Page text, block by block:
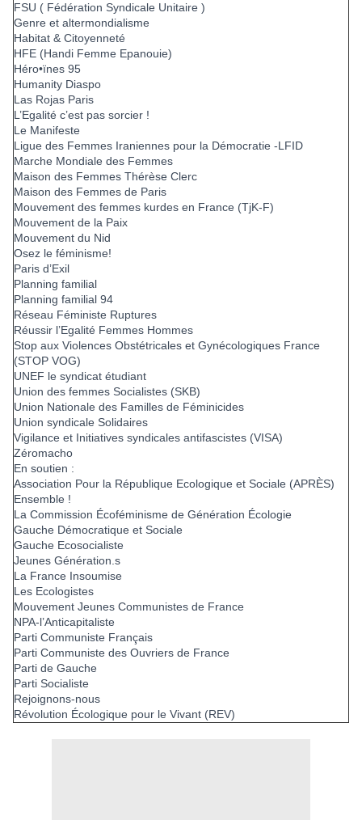
FSU ( Fédération Syndicale Unitaire )
Genre et altermondialisme
Habitat & Citoyenneté
HFE (Handi Femme Epanouie)
Héro•ïnes 95
Humanity Diaspo
Las Rojas Paris
L’Egalité c’est pas sorcier !
Le Manifeste
Ligue des Femmes Iraniennes pour la Démocratie -LFID
Marche Mondiale des Femmes
Maison des Femmes Thérèse Clerc
Maison des Femmes de Paris
Mouvement des femmes kurdes en France (TjK-F)
Mouvement de la Paix
Mouvement du Nid
Osez le féminisme!
Paris d’Exil
Planning familial
Planning familial 94
Réseau Féministe Ruptures
Réussir l’Egalité Femmes Hommes
Stop aux Violences Obstétricales et Gynécologiques France
(STOP VOG)
UNEF le syndicat étudiant
Union des femmes Socialistes (SKB)
Union Nationale des Familles de Féminicides
Union syndicale Solidaires
Vigilance et Initiatives syndicales antifascistes (VISA)
Zéromacho
En soutien :
Association Pour la République Ecologique et Sociale (APRÈS)
Ensemble !
La Commission Écoféminisme de Génération Écologie
Gauche Démocratique et Sociale
Gauche Ecosocialiste
Jeunes Génération.s
La France Insoumise
Les Ecologistes
Mouvement Jeunes Communistes de France
NPA-l’Anticapitaliste
Parti Communiste Français
Parti Communiste des Ouvriers de France
Parti de Gauche
Parti Socialiste
Rejoignons-nous
Révolution Écologique pour le Vivant (REV)